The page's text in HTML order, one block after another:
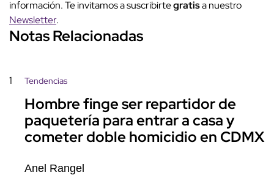
información. Te invitamos a suscribirtegratisa nuestro
Newsletter.
Notas Relacionadas
1 Tendencias
Hombre finge ser repartidor de
paquetería para entrar a casa y
cometer doble homicidio en CDMX
Anel Rangel